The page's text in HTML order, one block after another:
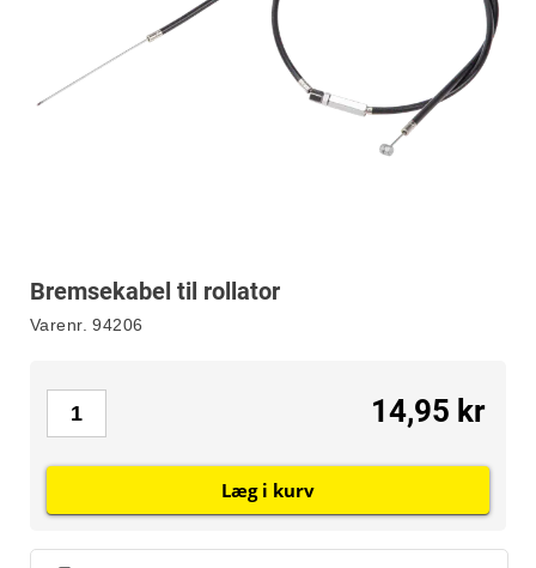
Bremsekabel til rollator
Varenr. 94206
14,95 kr
Læg i kurv